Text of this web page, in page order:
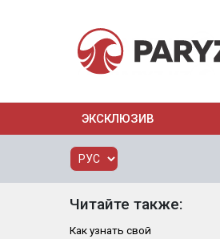
ЭКСКЛЮЗИВ
Читайте также:
Как узнать свой